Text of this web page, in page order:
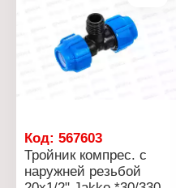
Код: 567603
Тройник компрес. с
наружней резьбой